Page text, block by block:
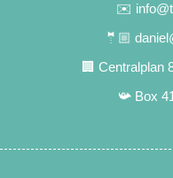
✉️
🤵🏼
🏢 Centralplan
📯 Box